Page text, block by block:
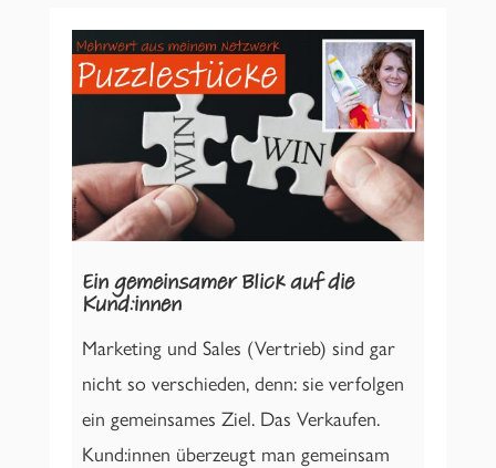
Ein gemeinsamer Blick auf die
Kund:innen
Marketing und Sales (Vertrieb) sind gar
nicht so verschieden, denn: sie verfolgen
ein gemeinsames Ziel. Das Verkaufen.
Kund:innen überzeugt man gemeinsam